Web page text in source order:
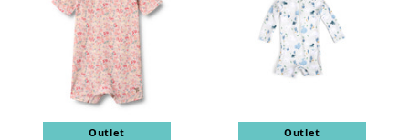
Outlet Outlet